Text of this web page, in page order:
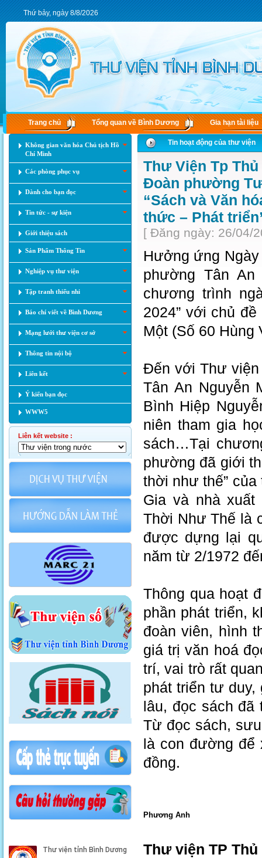
Thứ bảy, ngày 8/8/2026
Trang chủ Tổng quan về Bình Dương Gia hạn tài liệu
Không gian văn hóa Chủ tịch Hồ
Chí Minh
Các phòng phục vụ
Dành cho bạn đọc
Tin tức - sự kiện
Giới thiệu sách
Sản Phẩm Thông Tin
Nghiệp vụ thư viện
Tập tranh thiếu nhi
Báo chí viết về Bình Dương
Mạng lưới thư viện cơ sở
Thông tin nội bộ
Liên kết
Ý kiến bạn đọc
WWW5
Liên kết website :
Tin hoạt động của thư viện
Thư Viện Tp
Đoàn phường
“Sách và Văn
thức – Phát
[ Đăng ngày: 26/04/
Hưởng ứng
phường Tân
chương trình
2024” với chủ
Một (Số 60
Đến với Thư
Tân An Nguyễn
Bình Hiệp
niên tham gia
sách…Tại
phường đã giới
thời như thế”
Gia và nhà xuất
Thời Như Thế là
được dựng lại
năm từ 2/1972
Thông qua hoạt
phần phát triển,
đoàn viên, hình
giá trị văn hoá
trí, vai trò rất
phát triển tư
lâu, đọc sách đã
Từ đọc sách,
là con đường để
đồng.
Phương Anh
Thư viện TP Thủ